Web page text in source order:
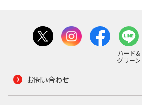
ハード&
グリーン
お問い合わせ